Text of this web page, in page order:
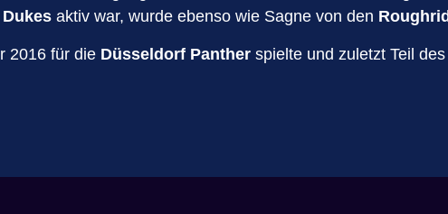
aktiv war, wurde ebenso wie Sagne von den
2016 für die Düsseldorf Panther spielte und zuletzt Teil